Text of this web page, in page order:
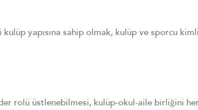
yapısına sahip olmak, kulüp ve sporcu
rolü üstlenebilmesi, kulüp-okul-aile birliğini her